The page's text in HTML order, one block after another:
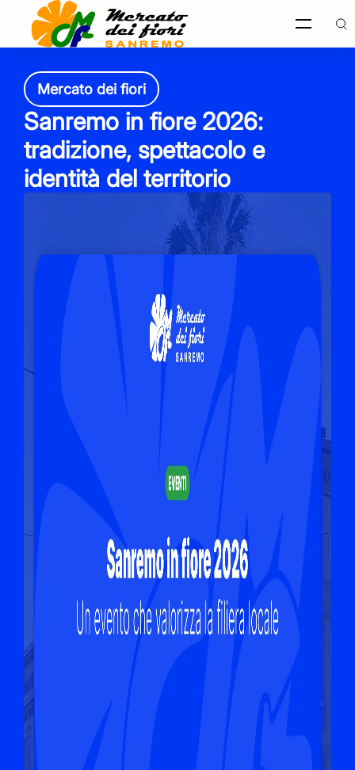
Ricerca
nel sito
Italiano
English
Français
Mercato dei fiori
Sanremo in fiore 2026:
tradizione, spettacolo e
identità del territorio